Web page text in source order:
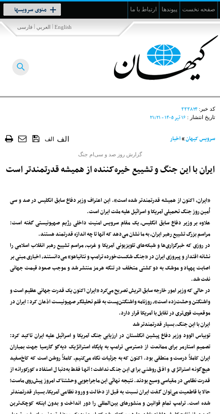
صفحه نخست پیوندها ارتباط با ما منوی سرویسها
Toggle
navigation
فارسی | العربي | English
کد خبر: ۳۳۳۸۲۴
تاریخ انتشار : ۱۶ تير ۱۴۰۵ - ۲۱:۲۱
سرویس کیهان»اخبار الف الف
گزارش روز صد و سی‌ام جنگ
ایران با این جنگ و تشییع خیره‌کننده از همیشه قدرتمند‌تر است
«ایران، اکنون از همیشه قدرتمند‌تر شده است». این اعتراف وزیر دفاع سابق انگلیس در صد و سی
اُمین روز جنگ تحمیلی آمریکا و اسرائیل علیه ملت ایران است.
علاوه ‌بر وزیر دفاع سابق انگلیس، یک مقام سرویس امنیت داخلی رژیم صهیونیستی گفته است:
مراسم بزرگ تشییع رهبر ایران، به ما نشان می‌دهد که آنها تا چه اندازه قدرتمند هستند.
در روزی که خبرگزاری‌ها و شبکه‌های تلویزیونی آمریکا و غرب، مراسم تشییع رهبر انقلاب اسلامی را
نشانه اقتدار و پیروزی ایران در «جنگ شکست‌خورده ترامپ و نتانیاهو» می‌دانستند، اخباری مبنی بر
اصابت پهپاد و موشک به دو کشتی متخلف در تنگه هرمز منتشر شد و موجب صعود قیمت جهانی
نفت شد.
در حالی که وزیر امور خارجه سابق اتریش تصریح می‌کرد «ایران اکنون یک قدرت جهانی عظیم است و
واشنگتن وحشت‌زده است»، روزنامه واشنگتن‌پست به قلم تحلیلگر صهیونیست اذعان کرد: ایران در
موقعیت قوی‌تری در تقابل با آمریکا قرار دارد.
ایران با این جنگ، بسیار قدرتمندتر شد
توبیاس الوود وزیر دفاع پیشین انگلستان در ارزیابی جنگ آمریکا و اسرائیل علیه ایران تاکید کرد:
تصمیم استارمر برای ممانعت از دسترسی ترامپ به پایگاه استراتژیک دیه‌گو گارسیا جهت بمباران
ایران کاملاً درست و منطقی بود. اکنون که به جزئیات نگاه می‌کنیم، کاملاً روشن است که کاخ‌سفید
هیچ‌گونه استراتژی و افق روشنی برای این جنگ نداشت؛ آنها فقط به‌دنبال استفاده کورکورانه از
قدرت نظامی در مقیاسی وسیع بودند. نتیجه نهائی این ماجراجویی وحشتناک امروز پیش‌روی ماست؛
حالا با قاطعیت می‌توان گفت ایران نسبت به قبل از دخالت و ورود نظامی آمریکا، بسیار قدرتمندتر
شده است. ترامپ تمام قوانین و منشورهای بین‌المللی را دور انداخت و بدون اینکه کوچک‌ترین